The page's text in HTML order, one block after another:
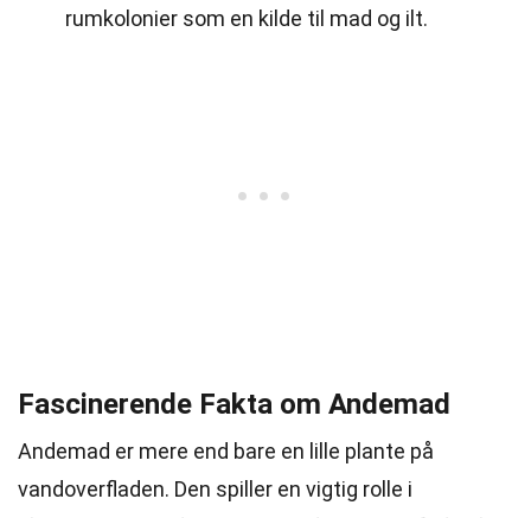
rumkolonier som en kilde til mad og ilt.
Fascinerende Fakta om Andemad
Andemad er mere end bare en lille plante på
vandoverfladen. Den spiller en vigtig rolle i